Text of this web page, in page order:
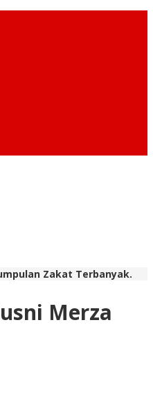
Zakat Terbanyak.
Merza